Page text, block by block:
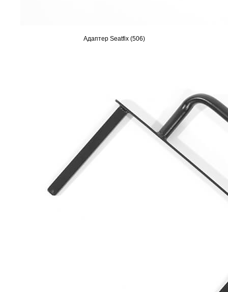
Адаптер Seatfix (506)